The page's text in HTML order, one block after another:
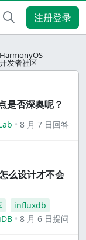
注册登录
HarmonyOS
开发者社区
是否深奥呢？
8 月 7 日回答
么设计才不会
influxdb
8 月 6 日提问